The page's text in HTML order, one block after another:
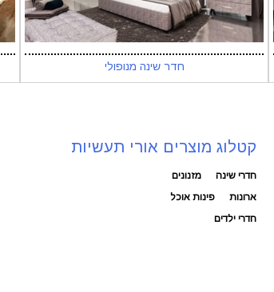
חדר שינה מנופולי
קטלוג מוצרים אורי תעשיות
חדרי שינה
מזנונים
ארונות
פינות אוכל
חדרי ילדים